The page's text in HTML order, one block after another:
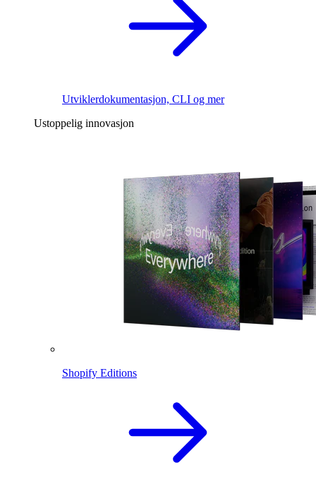
Utviklerdokumentasjon, CLI og mer
Ustoppelig innovasjon
Shopify Editions